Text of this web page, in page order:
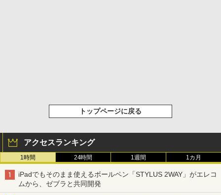
トップページに戻る
アクセスランキング
1時間 24時間 1週間 1カ月
iPadでもそのまま使えるボールペン「STYLUS 2WAY」がエレコ
ムから、ゼブラと共同開発